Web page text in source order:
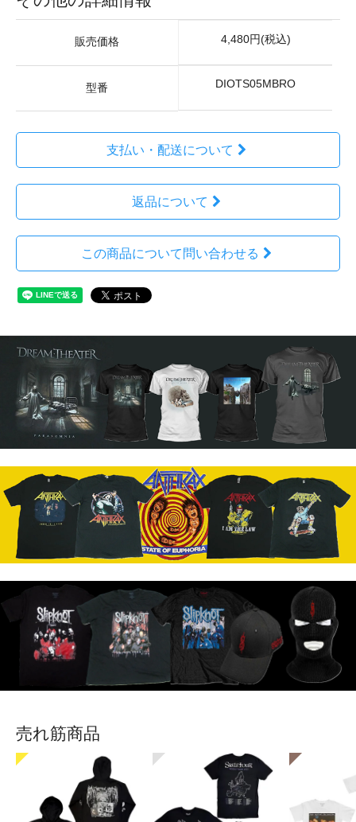
販売価格 4,480円(税込)
型番 DIOTS05MBRO
支払い・配送について
返品について
この商品について問い合わせる
売れ筋商品